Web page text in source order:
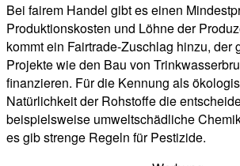
Bei fairem Handel gibt es einen
Produktionskosten und Löhne der
kommt ein Fairtrade-Zuschlag hinzu, der
Projekte wie den Bau von
finanzieren. Für die Kennung als
Natürlichkeit der Rohstoffe die
beispielsweise umweltschädliche
es gib strenge Regeln für Pestizide.